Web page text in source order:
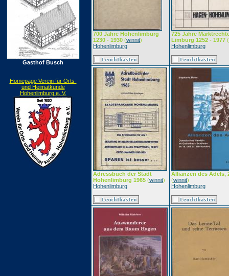
Gasthof Busch
Homepage Verein für Orts-
und Heimatkunde
Hohenlimburg e. V.
700 Jahre Hohenlimburg
1230 - 1930 (winnit)
Hohenlimburg
725 Jahre
Limburg 1252 - 1977 (
Hohenlimburg
Adressbuch der Stadt
Hohenlimburg 1965 (winnit)
Hohenlimburg
Allianzen des Adels,
(winnit)
Hohenlimburg